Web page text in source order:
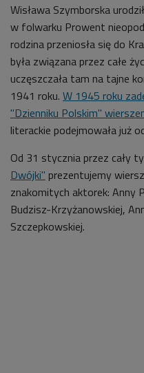
Wisława Szymborska
w folwarku Prowent
rodzina przeniosła się do
była związana przez całe
uczęszczała tam na tajne
1941 roku. W 1945 roku
"Dzienniku Polskim"
literackie podejmowała już
Od 31 stycznia przez cały
Dwójki" prezentujemy
znakomitych aktorek: Anny
Budzisz-Krzyżanowskiej,
Szczepkowskiej.